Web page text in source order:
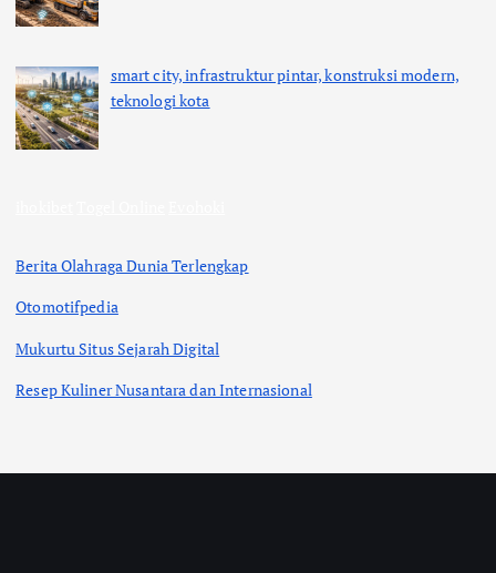
smart city, infrastruktur pintar, konstruksi modern,
teknologi kota
Berita Olahraga Dunia Terlengkap
Otomotifpedia
Mukurtu Situs Sejarah Digital
Resep Kuliner Nusantara dan Internasional